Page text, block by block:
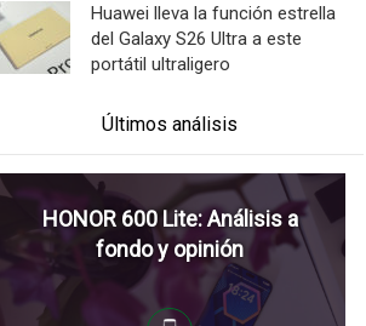
Huawei lleva la función estrella
del Galaxy S26 Ultra a este
portátil ultraligero
Últimos análisis
HONOR 600 Lite: Análisis a
fondo y opinión